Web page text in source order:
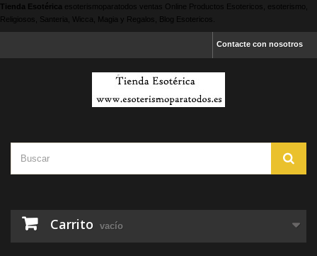
Tienda Esotérica esoterismoparatodos ventas Online Productos Esotericos, esoterismo,
Religiosos, Santeria, Wicca, Magia y Regalos, Blog Esotericos.
Contacte con nosotros
Carrito vacío